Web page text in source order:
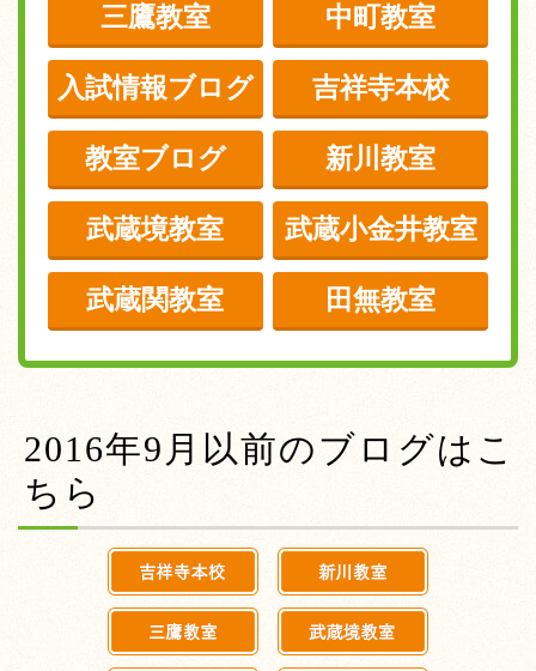
三鷹教室 中町教室
入試情報ブログ 吉祥寺本校
教室ブログ 新川教室
武蔵境教室 武蔵小金井教室
武蔵関教室 田無教室
2016年9月以前のブログはこ
ちら